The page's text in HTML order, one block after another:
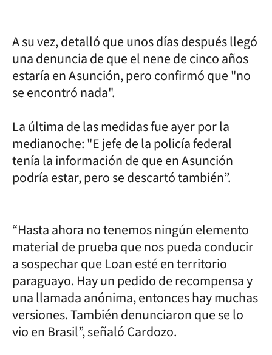
A su vez, detalló que unos días después llegó
una denuncia de que el nene de cinco años
estaría en Asunción, pero confirmó que "no
se encontró nada".
La última de las medidas fue ayer por la
medianoche: "E jefe de la policía federal
tenía la información de que en Asunción
podría estar, pero se descartó también”.
“Hasta ahora no tenemos ningún elemento
material de prueba que nos pueda conducir
a sospechar que Loan esté en territorio
paraguayo. Hay un pedido de recompensa y
una llamada anónima, entonces hay muchas
versiones. También denunciaron que se lo
vio en Brasil”, señaló Cardozo.